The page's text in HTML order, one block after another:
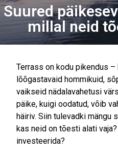
Suured
millal neid
Terrass on kodu pikendus
lõõgastavaid hommikuid,
vaikseid nädalavahetusi
päike, kuigi oodatud, võib
häiriv. Siin tulevadki mängu
kas neid on tõesti alati
investeerida?